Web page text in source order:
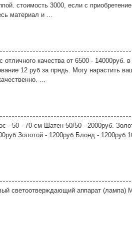
стоимость 3000, если с
материал и ...
отличного качества от 6500 -
12 руб за прядь. Могу нарастить
...
- 50 - 70 см Шатен 50/50 - 2000руб.
Золотой - 1200руб Блонд - 1200руб
светоотверждающий аппарат (лампа)